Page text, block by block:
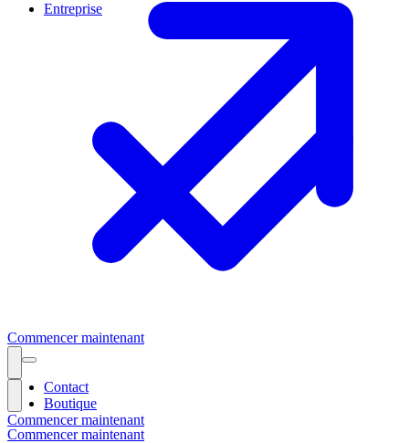
Commencer maintenant
Commencer maintenant
Entreprise
Contact
Boutique
Commencer maintenant